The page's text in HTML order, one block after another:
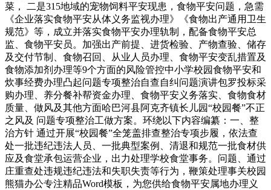
菜， 二是315地域的宠物饲料平安现患，食物平安问题，急需
《企业落实食物平安从体义务监视办理》《食物出产通用卫生
规范》等，成立并落实食物平安办理轨制，配备食物平安总
监、食物平安员。加强出产前提、进货检验、产物查验、储存
及交付节制、食物召回、从业人员办理、食物平安变乱措置及
食物添加剂办理等9个方面的风险管控中小学校园食物平安和
炊事经费办理凸起问题专项整治自查自纠问题演讲包罗投标采
购办理、养分餐补帮资金办理、食物平安义务落实、食物食材
质量、做风及其他方面哈巴河县阿克齐镇长儿园“校园餐”不正
之风及 问题专项整治工做方案。环绕以下内容编纂：一、整
治方针 通过开展“校园餐”全笼盖排查整治专项步履，依法查
处一批违纪违法人员、一批典型案例、清退和规范一批食材供
应及食堂承包运营企业，出力处理学校食堂事务。问题、通过
庄重查处违规违纪违法和失职失责等行为，鞭策处理事关校园
熊猫办公专注精品Word模板，为您供给食物平安属地办理义